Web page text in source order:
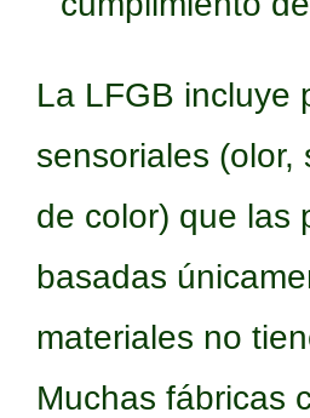
La LFGB incluye
sensoriales (olor,
de color) que las
basadas
materiales no
Muchas fábricas